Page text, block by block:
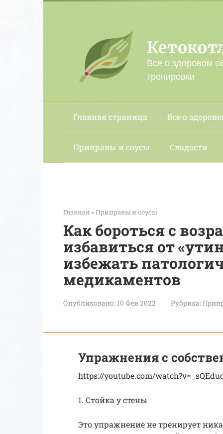
Все о здоровом
тренировки
Главная страница Все о
Приправы и соусы Сладости
Главная »Приправы и соусы
Как бороться с
избавиться от
избежать
медикаментов
Опубликовано: 10 Фев 2022 Рубрика:
Упражнения с
https://youtube.com/
1. Стойка у стены
Это упражнение не тренирует